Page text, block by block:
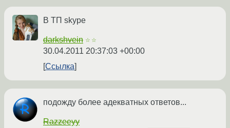
В ТП skype
darkshvein ☆☆
30.04.2011 20:37:03 +00:00
Ссылка
подожду более адекватных ответов...
Razzeeyy